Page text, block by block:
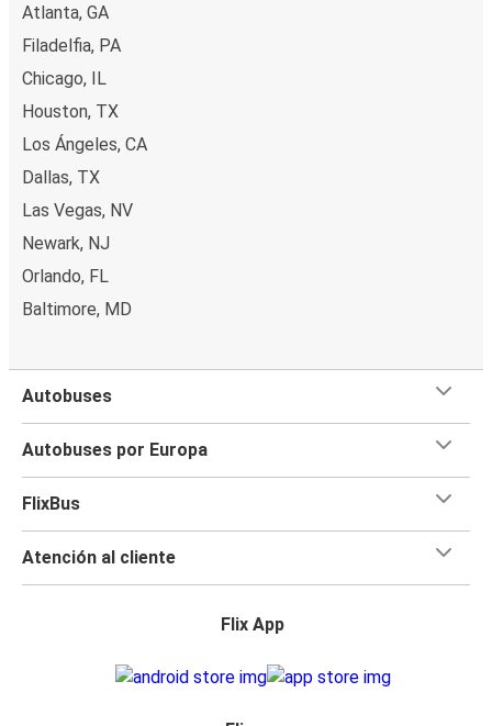
Atlanta, GA
Filadelfia, PA
Chicago, IL
Houston, TX
Los Ángeles, CA
Dallas, TX
Las Vegas, NV
Newark, NJ
Orlando, FL
Baltimore, MD
Autobuses
Autobuses por Europa
FlixBus
Atención al cliente
Flix App